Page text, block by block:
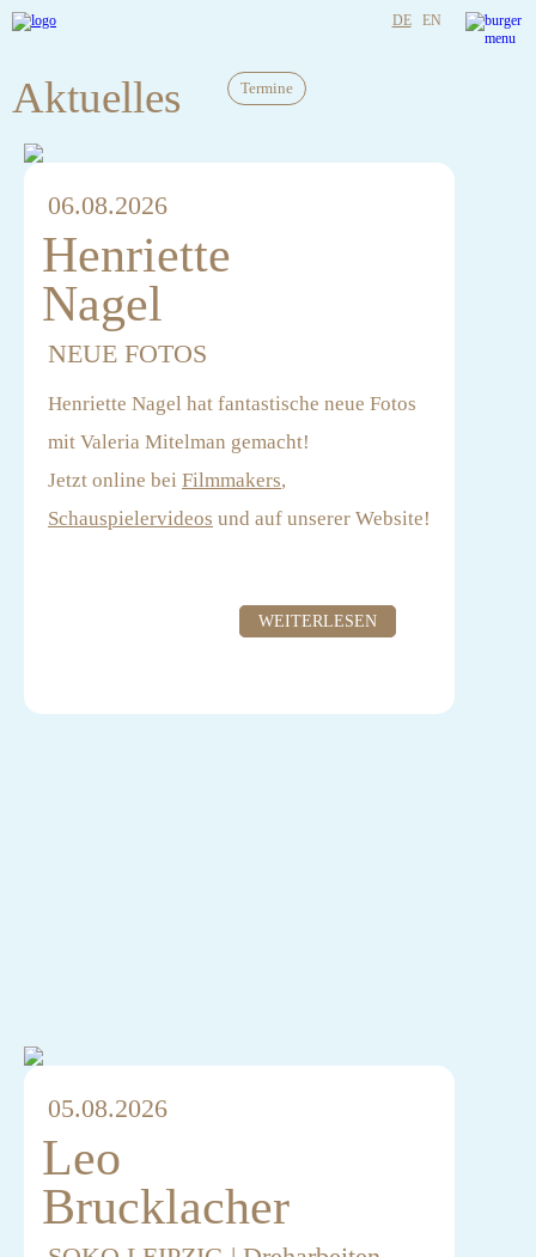
DE EN
Aktuelles Termine
06.08.2026
Henriette
Nagel
NEUE FOTOS
Henriette Nagel hat fantastische neue Fotos
mit Valeria Mitelman gemacht!
Jetzt online bei Filmmakers,
Schauspielervideos und auf unserer Website!
WEITERLESEN
05.08.2026
Leo
Brucklacher